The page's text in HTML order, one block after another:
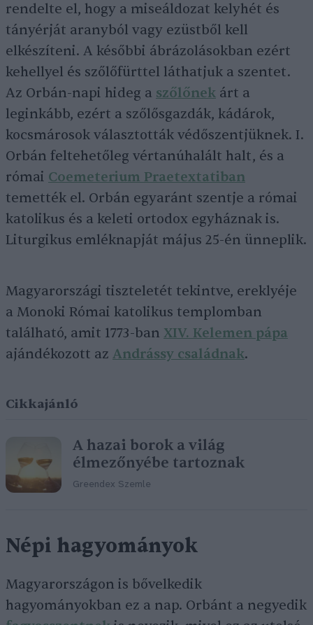
rendelte el, hogy a miseáldozat kelyhét és
tányérját aranyból vagy ezüstből kell
elkészíteni. A későbbi ábrázolásokban ezért
kehellyel és szőlőfürttel láthatjuk a szentet.
Az Orbán-napi hideg a szőlőnek árt a
leginkább, ezért a szőlősgazdák, kádárok,
kocsmárosok választották védőszentjüknek. I.
Orbán feltehetőleg vértanúhalált halt, és a
római Coemeterium Praetextatiban
temették el. Orbán egyaránt szentje a római
katolikus és a keleti ortodox egyháznak is.
Liturgikus emléknapját május 25-én ünneplik.
Magyarországi tiszteletét tekintve, ereklyéje
a Monoki Római katolikus templomban
található, amit 1773-ban XIV. Kelemen pápa
ajándékozott az Andrássy családnak.
Cikkajánló
A hazai borok a világ
élmezőnyébe tartoznak
Greendex Szemle
Népi hagyományok
Magyarországon is bővelkedik
hagyományokban ez a nap. Orbánt a negyedik